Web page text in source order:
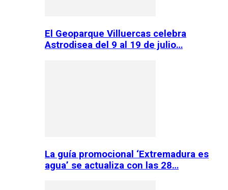
El Geoparque Villuercas celebra
Astrodisea del 9 al 19 de julio…
La guía promocional ‘Extremadura es
agua’ se actualiza con las 28…